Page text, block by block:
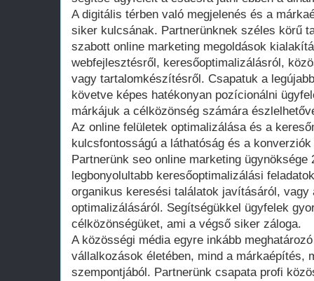
A digitális térben való megjelenés és a
siker kulcsának. Partnerünknek széles körű
szabott online marketing megoldások
webfejlesztésről, keresőoptimalizálásról,
vagy tartalomkészítésről. Csapatuk a
követve képes hatékonyan pozícionálni
márkájuk a célközönség számára
Az online felületek optimalizálása és a
kulcsfontosságú a láthatóság és a
Partnerünk seo online marketing ügynöksége
legbonyolultabb keresőoptimalizálási
organikus keresési találatok javításáról,
optimalizálásáról. Segítségükkel ügyfelek
célközönségüket, ami a végső siker záloga.
A közösségi média egyre inkább
vállalkozások életében, mind a márkaépítés,
szempontjából. Partnerünk csapata profi